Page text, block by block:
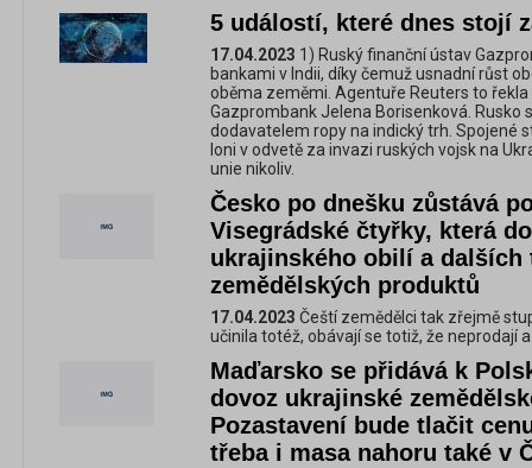
5 událostí, které dnes stojí
17.04.2023 1) Ruský finanční ústav
bankami v Indii, díky čemuž usnadní růst
oběma zeměmi. Agentuře Reuters to
Gazprombank Jelena Borisenková. Rusko
dodavatelem ropy na indický trh. Spojené
loni v odvetě za invazi ruských vojsk na
unie nikoliv.
Česko po dnešku zůstává
Visegrádské čtyřky, která
ukrajinského obilí a dalších
zemědělských produktů
17.04.2023 Čeští zemědělci tak zřejmě
učinila totéž, obávají se totiž, že neprodají
Maďarsko se přidává k
dovoz ukrajinské
Pozastavení bude tlačit
třeba i masa nahoru také v